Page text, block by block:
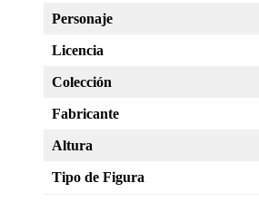
Personaje
Licencia
Colección
Fabricante
Altura
Tipo de Figura